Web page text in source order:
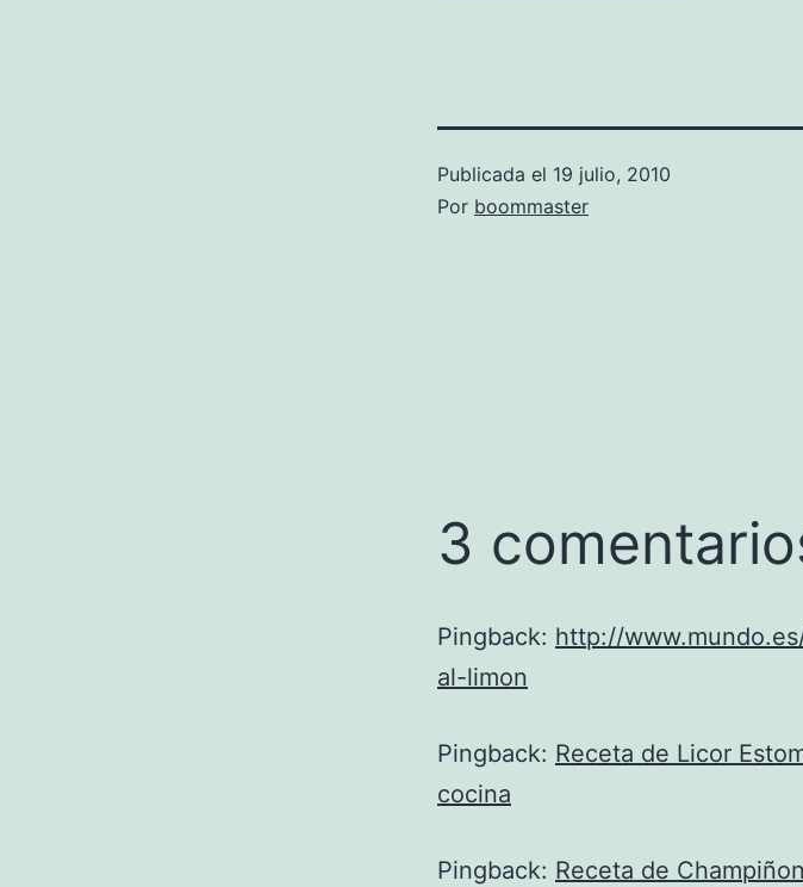
Publicada el 19 julio, 2010
Por boommaster
3
Pingback: http://
al-limon
Pingback: Receta de Licor
cocina
Pingback: Receta de